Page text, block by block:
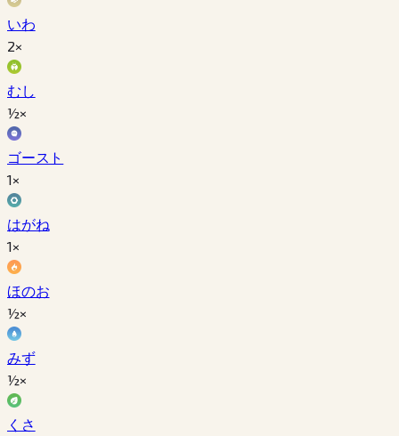
いわ
2×
むし
½×
ゴースト
1×
はがね
1×
ほのお
½×
みず
½×
くさ